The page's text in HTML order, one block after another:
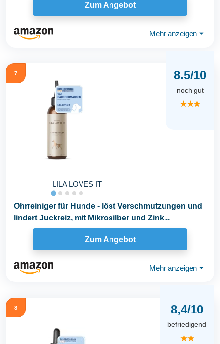
Zum Angebot
Mehr anzeigen ⏷
7
LILA LOVES IT
8.5/10
noch gut
★★★
Ohrreiniger für Hunde - löst Verschmutzungen und
lindert Juckreiz, mit Mikrosilber und Zink...
Zum Angebot
Mehr anzeigen ⏷
8 8,4/10
befriedigend
★★